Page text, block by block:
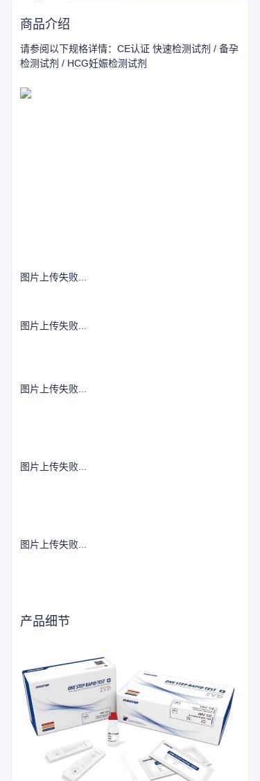
商品介绍
请参阅以下规格详情：CE认证 快速检测试剂 / 备孕
检测试剂 / HCG妊娠检测试剂
图片上传失败...
图片上传失败...
图片上传失败...
图片上传失败...
图片上传失败...
产品细节